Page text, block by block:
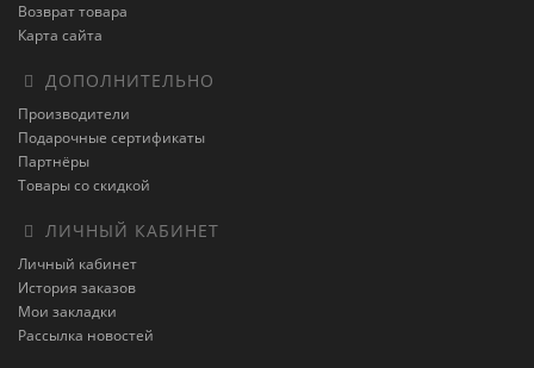
Возврат товара
Карта сайта
ДОПОЛНИТЕЛЬНО
Производители
Подарочные сертификаты
Партнёры
Товары со скидкой
ЛИЧНЫЙ КАБИНЕТ
Личный кабинет
История заказов
Мои закладки
Рассылка новостей